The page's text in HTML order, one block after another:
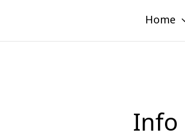
konten
Home
Info